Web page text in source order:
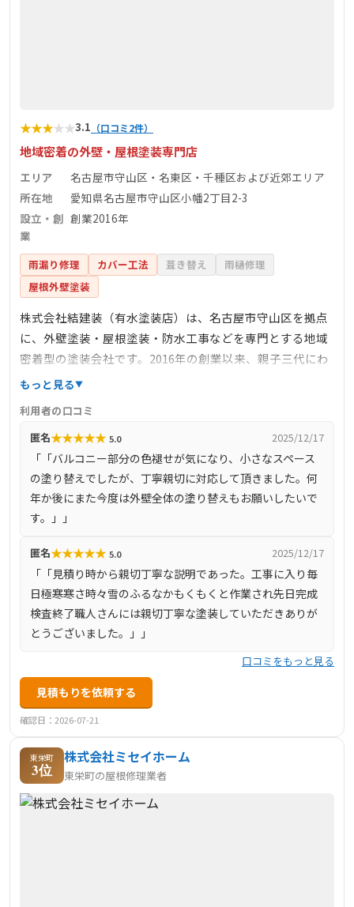
★★★★★3.1 （口コミ2件）
地域密着の外壁・屋根塗装専門店
エリア
名古屋市守山区・名東区・千種区および近郊エリア
所在地
愛知県名古屋市守山区小幡2丁目2-3
設立・創
業
創業2016年
雨漏り修理 カバー工法 葺き替え
雨樋修理
屋根外壁塗装
株式会社結建装（有水塗装店）は、名古屋市守山区を拠点
に、外壁塗装・屋根塗装・防水工事などを専門とする地域
密着型の塗装会社です。2016年の創業以来、親子三代にわ
たり培った技術と経験を活かし、戸建住宅や集合住宅、工
ています。施工エリアは名古屋市守山区・名東区・千種区
およびその近郊に限定し、地域に根ざしたサービスを提供
しています。お客様の立場に立った丁寧な対応と高品質な
施工で、多くの信頼を獲得しています。
もっと見る
利用者の口コミ
匿名★★★★★ 5.0 2025/12/17
「「バルコニー部分の色褪せが気になり、小さなスペース
の塗り替えでしたが、丁寧親切に対応して頂きました。何
年か後にまた今度は外壁全体の塗り替えもお願いしたいで
す。」」
匿名★★★★★ 5.0 2025/12/17
「「見積り時から親切丁寧な説明であった。工事に入り毎
日極寒寒さ時々雪のふるなかもくもくと作業され先日完成
検査終了職人さんには親切丁寧な塗装していただきありが
とうございました。」」
口コミをもっと見る
見積もりを依頼する
確認日：2026-07-21
東栄町
3位
株式会社ミセイホーム
東栄町の屋根修理業者